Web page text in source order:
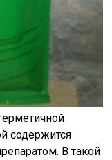
содержится
В такой